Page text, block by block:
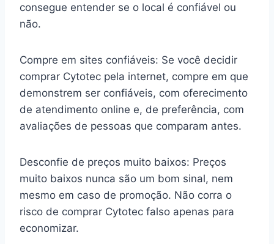
consegue entender se o local é confiável ou
não.
Compre em sites confiáveis: Se você decidir
comprar Cytotec pela internet, compre em que
demonstrem ser confiáveis, com oferecimento
de atendimento online e, de preferência, com
avaliações de pessoas que comparam antes.
Desconfie de preços muito baixos: Preços
muito baixos nunca são um bom sinal, nem
mesmo em caso de promoção. Não corra o
risco de comprar Cytotec falso apenas para
economizar.